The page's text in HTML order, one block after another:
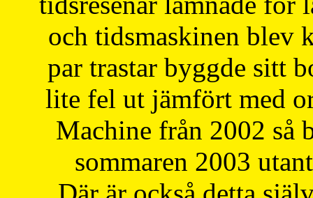
och tidsmaskinen blev
par trastar byggde sitt
lite fel ut jämfört med
Machine från 2002 så
sommaren 2003